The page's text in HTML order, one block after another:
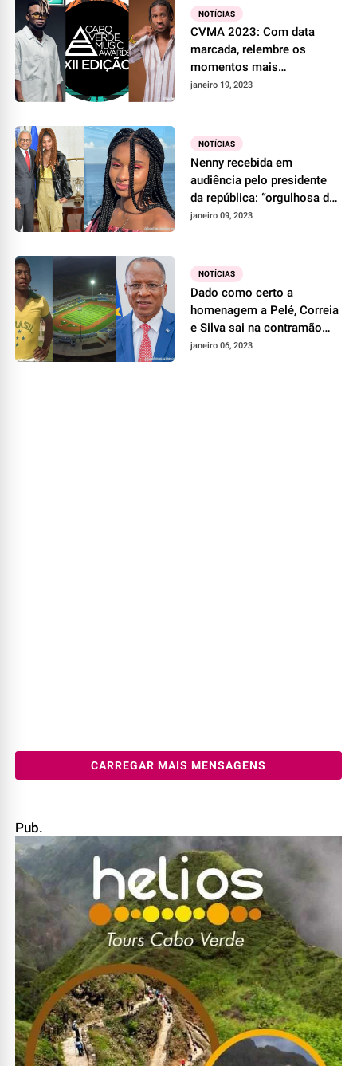
NOTÍCIAS
CVMA 2023: Com data
marcada, relembre os
momentos mais
controversos da premiação
janeiro 19, 2023
NOTÍCIAS
Nenny recebida em
audiência pelo presidente
da república: “orgulhosa de
sua jornada”
janeiro 09, 2023
NOTÍCIAS
Dado como certo a
homenagem a Pelé, Correia
e Silva sai na contramão
dos cabo-verdianos
janeiro 06, 2023
CARREGAR MAIS MENSAGENS
Pub.